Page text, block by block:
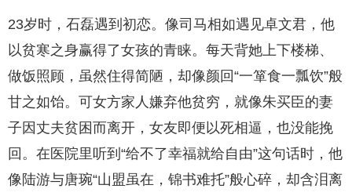
23岁时，石磊遇到初恋。像司马相如遇见卓文君，他
以贫寒之身赢得了女孩的青睐。每天背她上下楼梯、
做饭照顾，虽然住得简陋，却像颜回“一箪食一瓢饮”般
甘之如饴。可女方家人嫌弃他贫穷，就像朱买臣的妻
子因丈夫贫困而离开，女友即便以死相逼，也没能挽
回。在医院里听到“给不了幸福就给自由”这句话时，他
像陆游与唐琬“山盟虽在，锦书难托”般心碎，却含泪离